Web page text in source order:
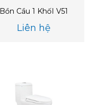
Bồn Cầu 1 KhốI V51
Liên hệ